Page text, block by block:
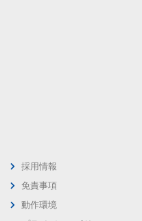
採用情報
免責事項
動作環境